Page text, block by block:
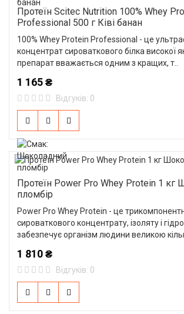
Протеїн Scitec Nutrition 100% Whey
Professional 500 г Ківі банан
100% Whey Protein Professional - це
концентрат сироваткового білка високої
препарат вважається одним з кращих, т..
1 165 ₴
Відгуків: 0
Протеїн Power Pro Whey Protein 1 кг
пломбір
Power Pro Whey Protein - це
сироваткового концентрату, ізоляту і
забезпечує організм людини великою
1 810 ₴
Відгуків: 0